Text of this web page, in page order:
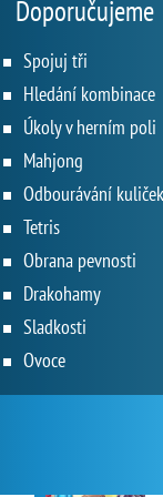
Doporučujeme
Spojuj tři
Hledání kombinace
Úkoly v herním poli
Mahjong
Odbourávání kuliček
Tetris
Obrana pevnosti
Drakohamy
Sladkosti
Ovoce